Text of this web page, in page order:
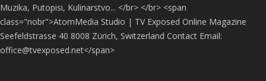
Muzika, Putopisi, Kulinarstvo... </br> </br> <span
class="nobr">AtomMedia Studio | TV Exposed Online Magazine
Seefeldstrasse 40 8008 Zürich, Switzerland Contact Email:
office@tvexposed.net</span>